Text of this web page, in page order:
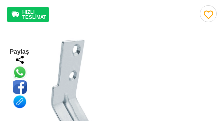
HIZLI
TESLİMAT
Paylaş